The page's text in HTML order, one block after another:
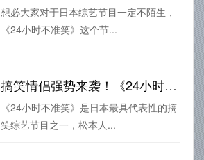
想必大家对于日本综艺节目一定不陌生，
《24小时不准笑》这个节...
搞笑情侣强势来袭！《24小时不准笑》2022独家爆料，助你笑到停不下来
《24小时不准笑》是日本最具代表性的搞
笑综艺节目之一，松本人...